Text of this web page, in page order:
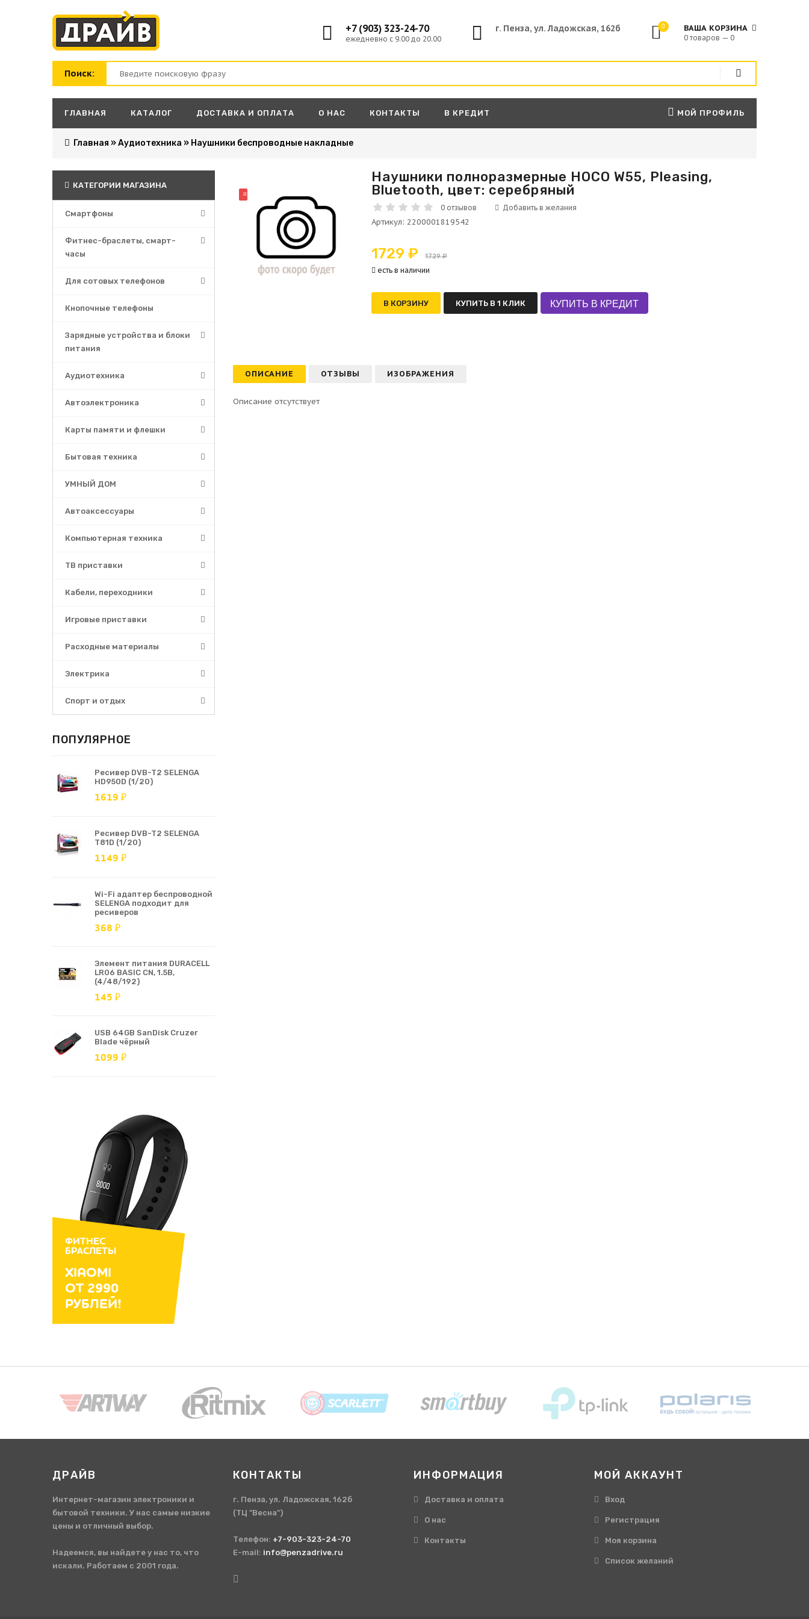
+7 (903) 323-24-70
ежедневно с 9.00 до 20.00
г. Пенза, ул. Ладожская, 162б 0 ВАША КОРЗИНА
0 товаров — 0
МОЙ ПРОФИЛЬ
Поиск:
ГЛАВНАЯ КАТАЛОГ ДОСТАВКА И ОПЛАТА О НАС КОНТАКТЫ В КРЕДИТ
Главная »Аудиотехника » Наушники беспроводные накладные
НОВИНКА
Наушники полноразмерные HOCO W55, Pleasing,
Bluetooth, цвет: серебряный
0 отзывов
Артикул: 2200001819542
1729 ₽ 1729 ₽
есть в наличии
В КОРЗИНУ КУПИТЬ В 1 КЛИК
ОПИСАНИЕ ОТЗЫВЫ ИЗОБРАЖЕНИЯ
Описание отсутствует
КАТЕГОРИИ МАГАЗИНА
Смартфоны
Фитнес-браслеты, смарт-
часы
Для сотовых телефонов
Кнопочные телефоны
Зарядные устройства и блоки
питания
Аудиотехника
Автоэлектроника
Карты памяти и флешки
Бытовая техника
УМНЫЙ ДОМ
Автоаксессуары
Компьютерная техника
ТВ приставки
Кабели, переходники
Игровые приставки
Расходные материалы
Электрика
Спорт и отдых
ПОПУЛЯРНОЕ
Ресивер DVB-T2 SELENGA
HD950D (1/20)
1619 ₽
Ресивер DVB-T2 SELENGA
T81D (1/20)
1149 ₽
Wi-Fi адаптер беспроводной
SELENGA подходит для
ресиверов
368 ₽
Элемент питания DURACELL
LR06 BASIC CN, 1.5В,
(4/48/192)
145 ₽
USB 64GB SanDisk Cruzer
Blade чёрный
1099 ₽
ФИТНЕС
БРАСЛЕТЫ
XIAOMI
ОТ 2990
РУБЛЕЙ!
ДРАЙВ
Интернет-магазин электроники и
бытовой техники. У нас самые низкие
цены и отличный выбор.
Надеемся, вы найдете у нас то, что
искали. Работаем с 2001 года.
КОНТАКТЫ
г. Пенза, ул. Ладожская, 162б
(ТЦ "Весна")
Телефон: +7-903-323-24-70
E-mail: info@penzadrive.ru
ИНФОРМАЦИЯ
Доставка и оплата
О нас
Контакты
МОЙ АККАУНТ
Вход
Регистрация
Моя корзина
Cписок желаний